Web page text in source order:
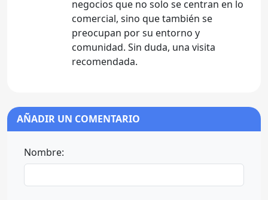
negocios que no solo se centran en lo
comercial, sino que también se
preocupan por su entorno y
comunidad. Sin duda, una visita
recomendada.
AÑADIR UN COMENTARIO
Nombre: